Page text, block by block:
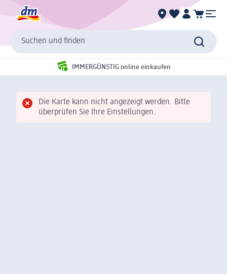
Suchen und finden
IMMERGÜNSTIG online einkaufen
Die Karte kann nicht angezeigt werden. Bitte
überprüfen Sie Ihre Einstellungen.